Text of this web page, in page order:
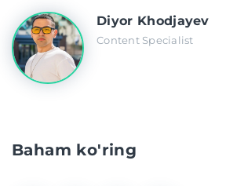
Diyor Khodjayev
Content Specialist
Baham ko'ring